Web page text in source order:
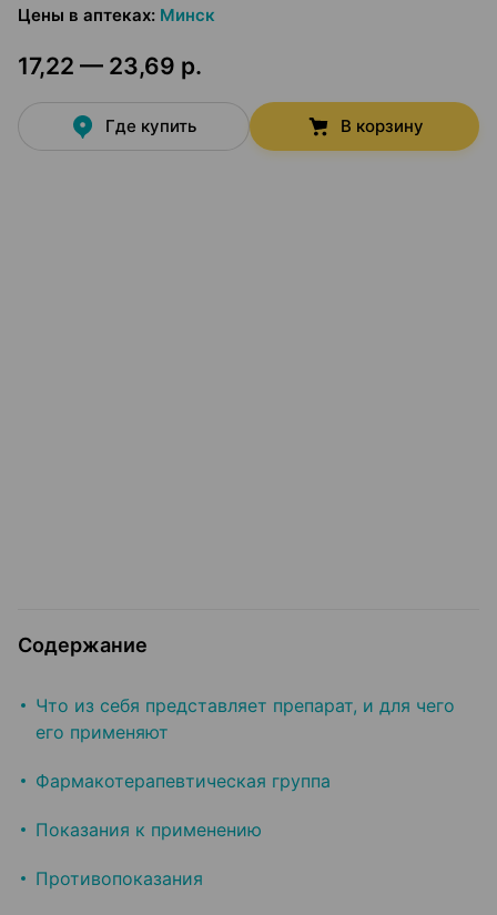
Цены в аптеках: Минск
17,22 — 23,69 р.
Где купить В корзину
Содержание
Что из себя представляет препарат, и для чего
его применяют
Фармакотерапевтическая группа
Показания к применению
Противопоказания